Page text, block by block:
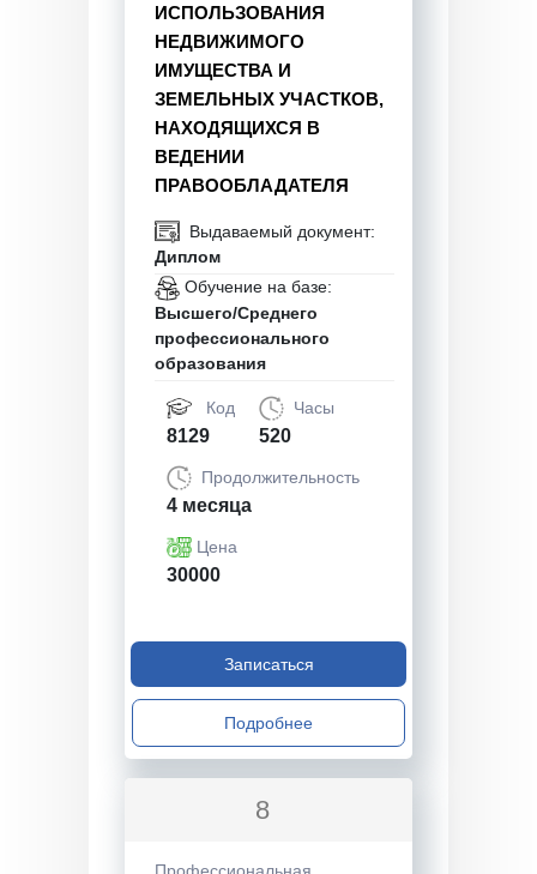
ИСПОЛЬЗОВАНИЯ
НЕДВИЖИМОГО
ИМУЩЕСТВА И
ЗЕМЕЛЬНЫХ УЧАСТКОВ,
НАХОДЯЩИХСЯ В
ВЕДЕНИИ
ПРАВООБЛАДАТЕЛЯ
Выдаваемый документ:
Диплом
Обучение на базе:
Высшего/Среднего
профессионального
образования
Код
8129
Часы
520
Продолжительность
4 месяца
Цена
30000
Записаться
Подробнее
8